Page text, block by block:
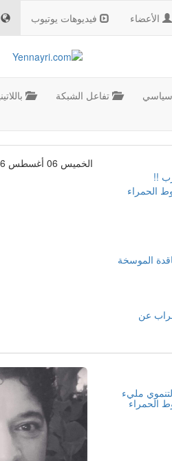
فيديوهات يوتيوب الأعضاء
تفاعل الشبكة سياسي
الخميس 06 أغسطس 2026
!!
الحمراء
الموسخة
عن
مليء
الحمراء